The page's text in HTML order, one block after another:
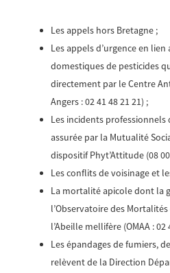
Les appels hors Bretagne ;
Les appels d’urgence en lien
domestiques de pesticides
directement par le Centre
Angers : 02 41 48 21 21) ;
Les incidents
assurée par la Mutualité
dispositif Phyt’Attitude (08
Les conflits de voisinage et
La mortalité apicole dont la
l’Observatoire des
l’Abeille mellifère (OMAA : 02
Les épandages de fumiers,
relèvent de la Direction